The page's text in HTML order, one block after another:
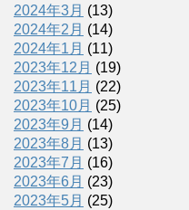
2024年3月 (13)
2024年2月 (14)
2024年1月 (11)
2023年12月 (19)
2023年11月 (22)
2023年10月 (25)
2023年9月 (14)
2023年8月 (13)
2023年7月 (16)
2023年6月 (23)
2023年5月 (25)